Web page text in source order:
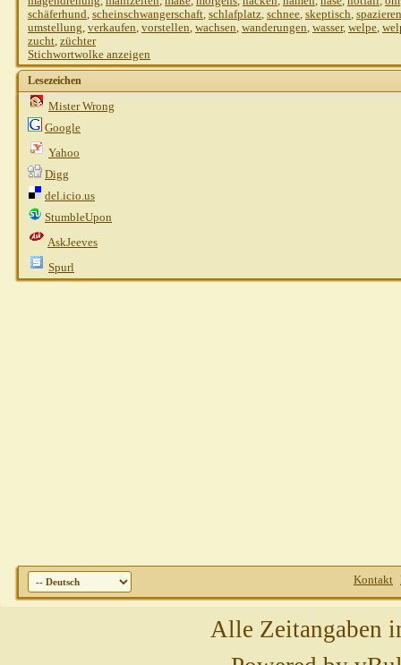
schäferhund, scheinschwangerschaft, schlafplatz, schnee, skeptisch, spazieren
umstellung, verkaufen, vorstellen, wachsen, wanderungen, wasser, welpe,
zucht, züchter
Stichwortwolke anzeigen
Lesezeichen
Mister Wrong
Google
Yahoo
Digg
del.icio.us
StumbleUpon
AskJeeves
Spurl
Kontakt
Alle Zeitangaben